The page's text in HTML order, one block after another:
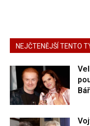
NEJČTENĚJŠÍ TENTO